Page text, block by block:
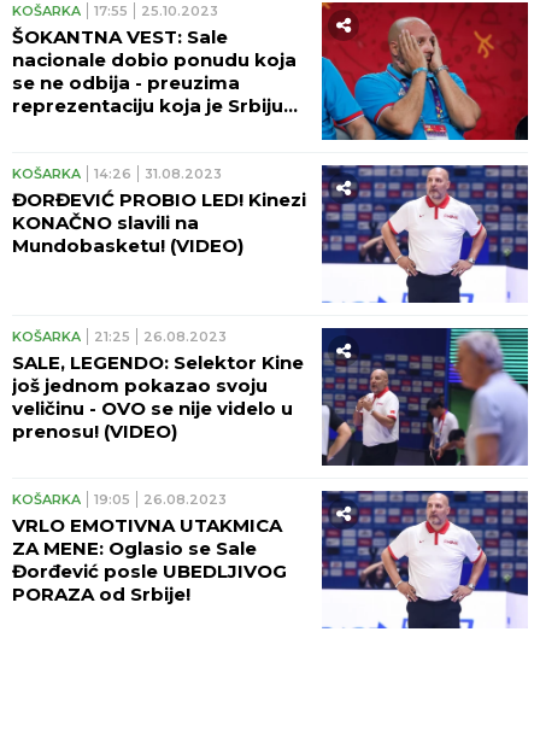
KOŠARKA 17:55 25.10.2023
ŠOKANTNA VEST: Sale
nacionale dobio ponudu koja
se ne odbija - preuzima
reprezentaciju koja je Srbiju
KOŠARKA 14:26 31.08.2023
ĐORĐEVIĆ PROBIO LED! Kinezi
KONAČNO slavili na
Mundobasketu! (VIDEO)
KOŠARKA 21:25 26.08.2023
SALE, LEGENDO: Selektor Kine
još jednom pokazao svoju
veličinu - OVO se nije videlo u
prenosu! (VIDEO)
KOŠARKA 19:05 26.08.2023
VRLO EMOTIVNA UTAKMICA
ZA MENE: Oglasio se Sale
Đorđević posle UBEDLJIVOG
PORAZA od Srbije!